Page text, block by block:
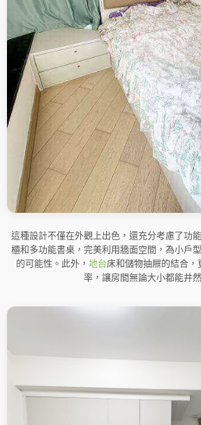
這種設計不僅在外觀上出色，還充分考慮了功
櫃和多功能書桌，完美利用牆面空間，為小戶
的可能性。此外， 地台床和儲物抽屜的結合
率，讓房間無論大小都能井